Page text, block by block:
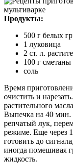
Продукты:
500 г белых
1 луковица
2 ст. л.
100 г сметаны
соль
Время
очистить и
растительного
Выпечка на 40 мин.
репчатый лук,
режиме. Еще через
готовить до
иногда помешивая
жидкость.